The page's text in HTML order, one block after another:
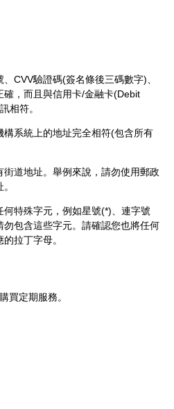
CVV驗證碼(簽名條後三碼數字)、
確，而且與信用卡/金融卡(Debit
相符。
構系統上的地址完全相符(包含所有
道地址。舉例來說，請勿使用郵政
特殊字元，例如星號(*)、連字號
包含這些字元。請確認您也將任何
拉丁字母。
買定期服務。